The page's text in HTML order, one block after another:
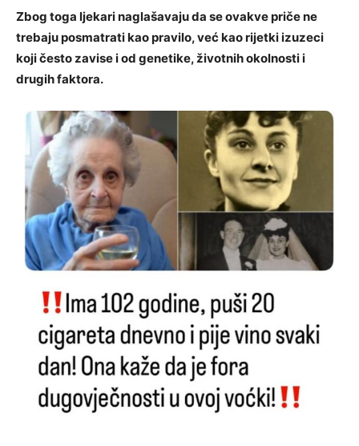
Zbog toga ljekari naglašavaju da se ovakve priče ne
trebaju posmatrati kao pravilo, već kao rijetki izuzeci
koji često zavise i od genetike, životnih okolnosti i
drugih faktora.